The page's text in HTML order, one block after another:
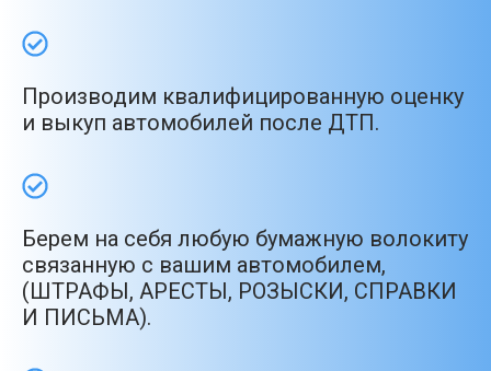
Производим квалифицированную оценку
и выкуп автомобилей после ДТП.
Берем на себя любую бумажную волокиту
связанную с вашим автомобилем,
(ШТРАФЫ, АРЕСТЫ, РОЗЫСКИ, СПРАВКИ
И ПИСЬМА).